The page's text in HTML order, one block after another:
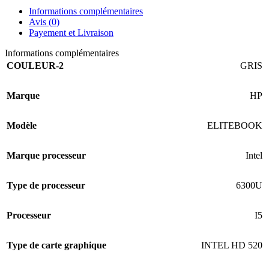
Informations complémentaires
Avis (0)
Payement et Livraison
Informations complémentaires
COULEUR-2
GRIS
Marque HP
Modèle ELITEBOOK
Marque processeur Intel
Type de processeur 6300U
Processeur I5
Type de carte graphique INTEL HD 520